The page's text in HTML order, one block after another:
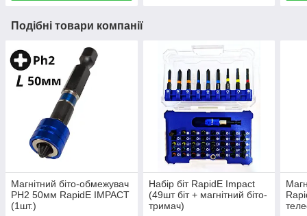
Подібні товари компанії
Магнітний біто-обмежувач
РН2 50мм RapidE IMPACT
(1шт.)
Набір біт RapidE Impact
(49шт біт + магнітний біто-
тримач)